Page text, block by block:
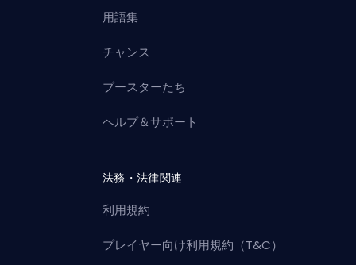
用語集
チャンス
ブースターたち
ヘルプ＆サポート
法務・法律関連
利用規約
プレイヤー向け利用規約（T&C）